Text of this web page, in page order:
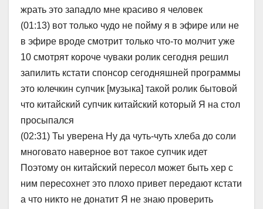
жрать это западло мне красиво я человек
(01:13) вот только чудо не пойму я в эфире или не
в эфире вроде смотрит только что-то молчит уже
10 смотрят короче чуваки ролик сегодня решил
запилить кстати спонсор сегодняшней программы
это юлечкин супчик [музыка] такой ролик бытовой
что китайский супчик китайский который Я на стол
просыпался
(02:31) Ты уверена Ну да чуть-чуть хлеба до соли
многовато наверное вот такое супчик идет
Поэтому он китайский пересол может быть хер с
ним пересохнет это плохо привет передают кстати
а что никто не донатит Я не знаю проверить